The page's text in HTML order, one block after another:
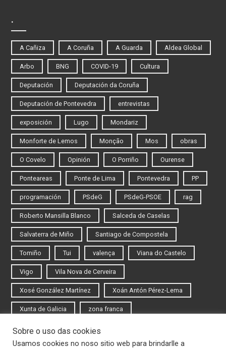
.
A Cañiza A Coruña A Guarda Aldea Global
Arbo BNG COVID-19 Cultura
Deputación Deputación da Coruña
Deputación de Pontevedra entrevistas
exposición Lugo Mondariz
Monforte de Lemos Monção Mos obras
O Covelo Opinión O Porriño Ourense
Ponteareas Ponte de Lima Pontevedra PP
programación PSdeG PSdeG-PSOE rag
Roberto Mansilla Blanco Salceda de Caselas
Salvaterra de Miño Santiago de Compostela
Tomiño Tui valença Viana do Castelo
Vigo Vila Nova de Cerveira
Xosé González Martínez Xoán Antón Pérez-Lema
Xunta de Galicia zona franca
Iniciar sesión
Sobre o uso das cookies
Usamos cookies no noso sitio web para brindarlle a